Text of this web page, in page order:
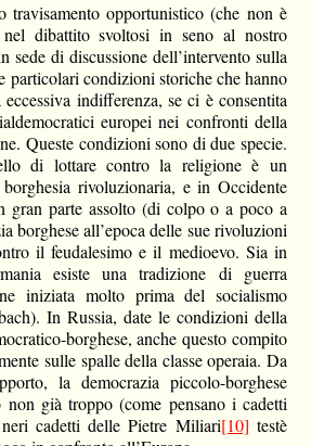
travisamento opportunistico (che non è
dibattito svoltosi in seno al nostro
sede di discussione dell’intervento sulla
particolari condizioni storiche che hanno
indifferenza, se ci è consentita
europei nei confronti della
Queste condizioni sono di due specie.
di lottare contro la religione è un
rivoluzionaria, e in Occidente
gran parte assolto (di colpo o a poco a
borghese all’epoca delle sue rivoluzioni
il feudalesimo e il medioevo. Sia in
esiste una tradizione di guerra
iniziata molto prima del socialismo
In Russia, date le condizioni della
borghese, anche questo compito
sulle spalle della classe operaia. Da
la democrazia piccolo-borghese
già troppo (come pensano i cadetti
cadetti delle Pietre Miliari[10] testè